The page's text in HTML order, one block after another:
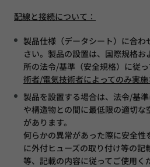
配線と接続について：
製品仕様（データシート）に合
さい。製品の設置は、国際規格
所の法令/基準（安全規格）に従っ
術者/電気技術者によってのみ実
製品を設置する場合は、法令/基
や構造物との間に最低限の適切
があります。
何らかの異常があった際に安全
に外付ヒューズの取り付け等の記
等、記載の内容に従ってご使用く